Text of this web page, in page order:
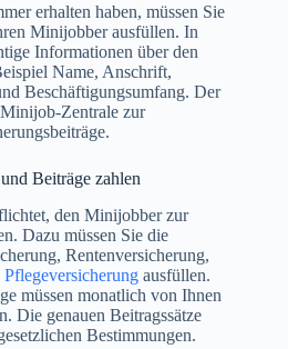
erhalten haben, müssen Sie
Minijobber ausfüllen. In
Informationen über den
Name, Anschrift,
Beschäftigungsumfang. Der
Zentrale zur
Beiträge zahlen
den Minijobber zur
Dazu müssen Sie die
Rentenversicherung,
Pflegeversicherung ausfüllen.
müssen monatlich von Ihnen
Die genauen Beitragssätze
Bestimmungen.